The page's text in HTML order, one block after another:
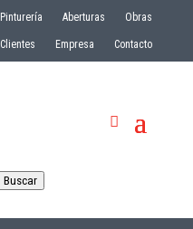
Pinturería Aberturas Obras
Clientes Empresa Contacto
Buscar